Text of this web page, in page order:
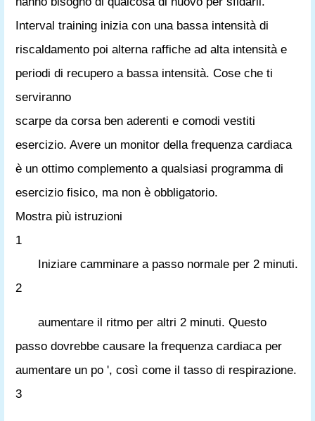
Interval training inizia con una bassa intensità di
riscaldamento poi alterna raffiche ad alta intensità e
periodi di recupero a bassa intensità. Cose che ti
serviranno
scarpe da corsa ben aderenti e comodi vestiti
esercizio. Avere un monitor della frequenza cardiaca
è un ottimo complemento a qualsiasi programma di
esercizio fisico, ma non è obbligatorio.
Mostra più istruzioni
1
Iniziare camminare a passo normale per 2 minuti.
2
aumentare il ritmo per altri 2 minuti. Questo
passo dovrebbe causare la frequenza cardiaca per
aumentare un po ', così come il tasso di respirazione.
3